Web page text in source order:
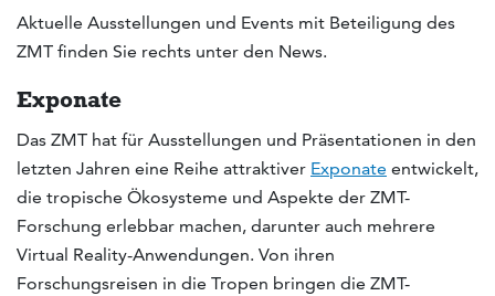
Aktuelle Ausstellungen und Events mit Beteiligung des
ZMT finden Sie rechts unter den News.
Exponate
Das ZMT hat für Ausstellungen und Präsentationen in den
letzten Jahren eine Reihe attraktiver Exponate entwickelt,
die tropische Ökosysteme und Aspekte der ZMT-
Forschung erlebbar machen, darunter auch mehrere
Virtual Reality-Anwendungen. Von ihren
Forschungsreisen in die Tropen bringen die ZMT-